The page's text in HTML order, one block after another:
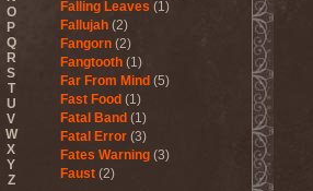
O
P
Q
R
S
T
U
V
W
X
Y
Z
Falling Leaves (1)
Fallujah (2)
Fangorn (2)
Fangtooth (1)
Far From Mind (5)
Fast Food (1)
Fatal Band (1)
Fatal Error (3)
Fates Warning (3)
Faust (2)